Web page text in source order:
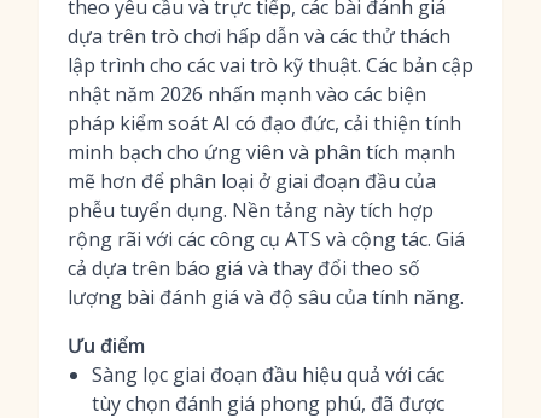
theo yêu cầu và trực tiếp, các bài đánh giá
dựa trên trò chơi hấp dẫn và các thử thách
lập trình cho các vai trò kỹ thuật. Các bản cập
nhật năm 2026 nhấn mạnh vào các biện
pháp kiểm soát AI có đạo đức, cải thiện tính
minh bạch cho ứng viên và phân tích mạnh
mẽ hơn để phân loại ở giai đoạn đầu của
phễu tuyển dụng. Nền tảng này tích hợp
rộng rãi với các công cụ ATS và cộng tác. Giá
cả dựa trên báo giá và thay đổi theo số
lượng bài đánh giá và độ sâu của tính năng.
Ưu điểm
Sàng lọc giai đoạn đầu hiệu quả với các
tùy chọn đánh giá phong phú, đã được